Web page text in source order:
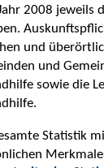
2008 jeweils
und
und
sowie die
Statistik